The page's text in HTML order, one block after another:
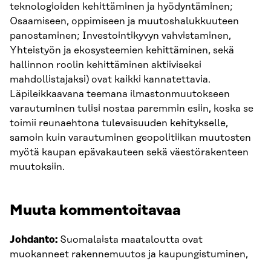
teknologioiden kehittäminen ja hyödyntäminen;
Osaamiseen, oppimiseen ja muutoshalukkuuteen
panostaminen; Investointikyvyn vahvistaminen,
Yhteistyön ja ekosysteemien kehittäminen, sekä
hallinnon roolin kehittäminen aktiiviseksi
mahdollistajaksi) ovat kaikki kannatettavia.
Läpileikkaavana teemana ilmastonmuutokseen
varautuminen tulisi nostaa paremmin esiin, koska se
toimii reunaehtona tulevaisuuden kehitykselle,
samoin kuin varautuminen geopolitiikan muutosten
myötä kaupan epävakauteen sekä väestörakenteen
muutoksiin.
Muuta kommentoitavaa
Johdanto: Suomalaista maataloutta ovat
muokanneet rakennemuutos ja kaupungistuminen,